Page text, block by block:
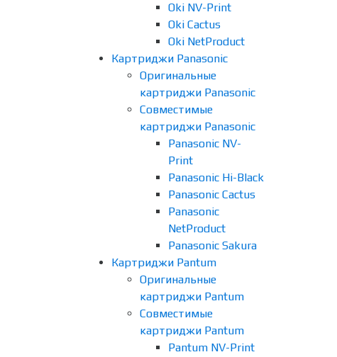
Oki NV-Print
Oki Cactus
Oki NetProduct
Картриджи Panasonic
Оригинальные
картриджи Panasonic
Совместимые
картриджи Panasonic
Panasonic NV-
Print
Panasonic Hi-Black
Panasonic Cactus
Panasonic
NetProduct
Panasonic Sakura
Картриджи Pantum
Оригинальные
картриджи Pantum
Совместимые
картриджи Pantum
Pantum NV-Print